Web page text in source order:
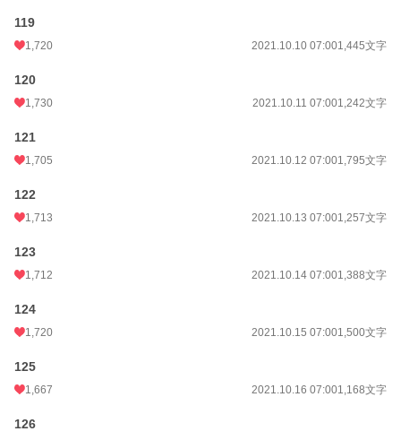
119
1,720 2021.10.10 07:001,445文字
120
1,730 2021.10.11 07:001,242文字
121
1,705 2021.10.12 07:001,795文字
122
1,713 2021.10.13 07:001,257文字
123
1,712 2021.10.14 07:001,388文字
124
1,720 2021.10.15 07:001,500文字
125
1,667 2021.10.16 07:001,168文字
126